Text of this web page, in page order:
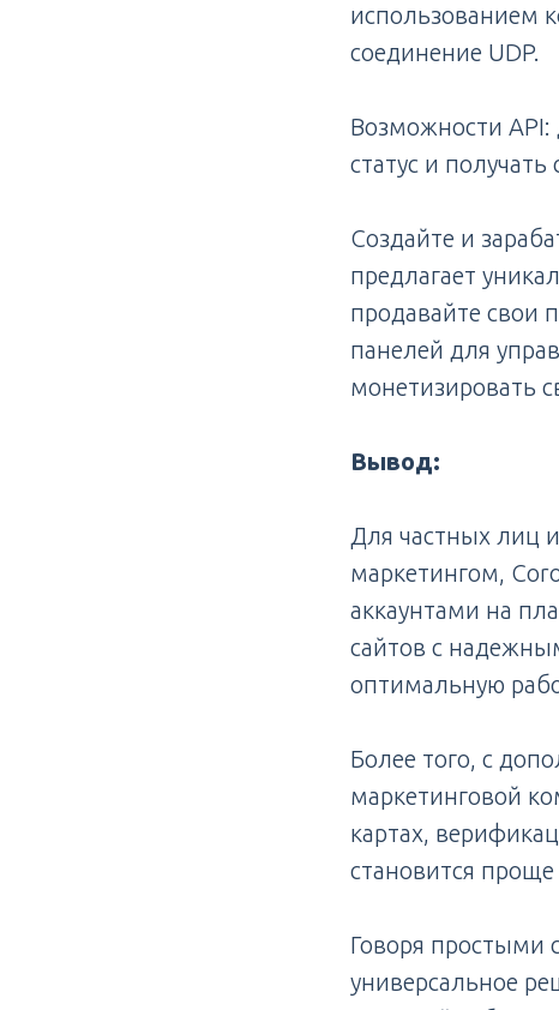
использованием
соединение UDP.
Возможности API:
статус и
Создайте и
предлагает
продавайте свои
панелей для
монетизировать
Вывод:
Для частных лиц
маркетингом,
аккаунтами на
сайтов с
оптимальную
Более того, с
маркетинговой
картах,
становится проще
Говоря простыми
универсальное